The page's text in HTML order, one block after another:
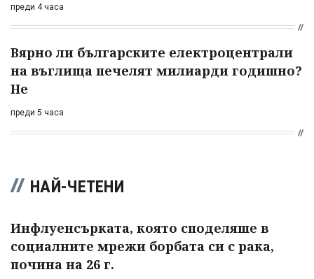
преди 4 часа
Вярно ли българските електроцентрали
на въглища печелят милиарди годишно?
Не
преди 5 часа
НАЙ-ЧЕТЕНИ
Инфлуенсърката, която споделяше в
социалните мрежи борбата си с рака,
почина на 26 г.